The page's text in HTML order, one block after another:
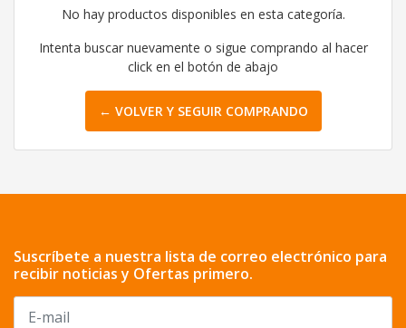
No hay productos disponibles en esta categoría.
Intenta buscar nuevamente o sigue comprando al hacer
click en el botón de abajo
← VOLVER Y SEGUIR COMPRANDO
Suscríbete a nuestra lista de correo electrónico para
recibir noticias y Ofertas primero.